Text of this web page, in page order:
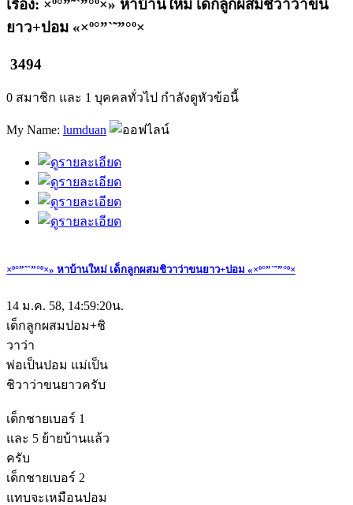
เรื่อง: ×º°”˜`”°º×» หาบ้านใหม่ เด็กลูกผสมชิวาว่าขน
ยาว+ปอม «×º°”`˜”°º×
3494
0 สมาชิก และ 1 บุคคลทั่วไป กำลังดูหัวข้อนี้
My Name: lumduan
×º°”˜`”°º×» หาบ้านใหม่ เด็กลูกผสมชิวาว่าขนยาว+ปอม «×º°”`˜”°º×
14 ม.ค. 58, 14:59:20น.
เด็กลูกผสมปอม+ชิ
วาว่า
พ่อเป็นปอม แม่เป็น
ชิวาว่าขนยาวครับ
เด็กชายเบอร์ 1
และ 5 ย้ายบ้านแล้ว
ครับ
เด็กชายเบอร์ 2
แทบจะเหมือนปอม